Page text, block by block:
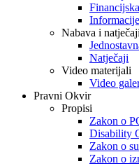
Nabava i natječaji
Natječaji
Video materijali
Video
Pravni Okvir
Propisi
Zakon o
Disability
Zakon o
Zakon o